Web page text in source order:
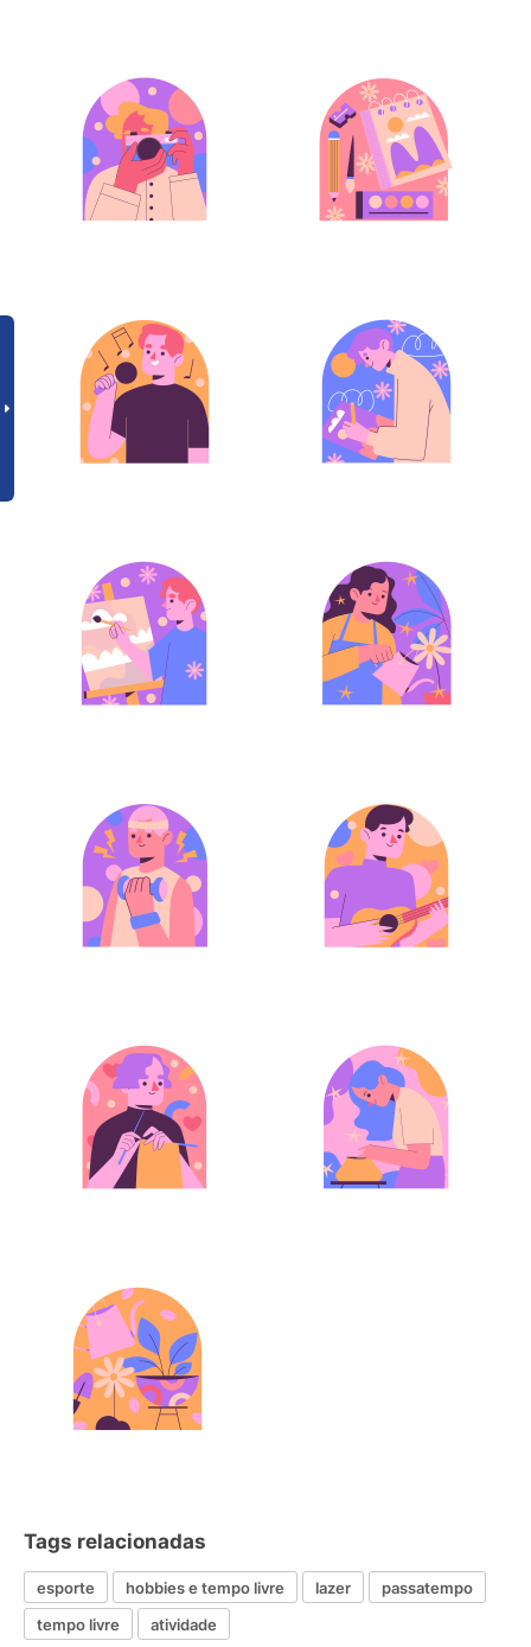
Tags relacionadas
esporte hobbies e tempo livre lazer
passatempo
tempo livre
atividade